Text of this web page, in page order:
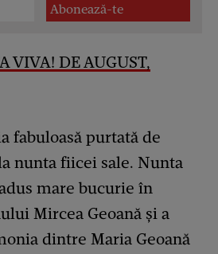
VIVA! DE AUGUST,
fabuloasă purtată de
nunta fiicei sale. Nunta
mare bucurie în
Mircea Geoană și a
dintre Maria Geoană